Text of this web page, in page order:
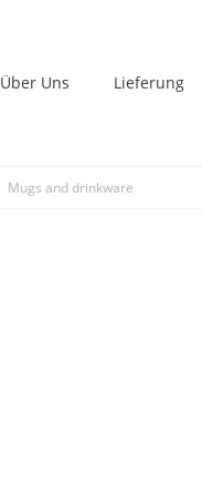
Über Uns Lieferung
Mugs and drinkware